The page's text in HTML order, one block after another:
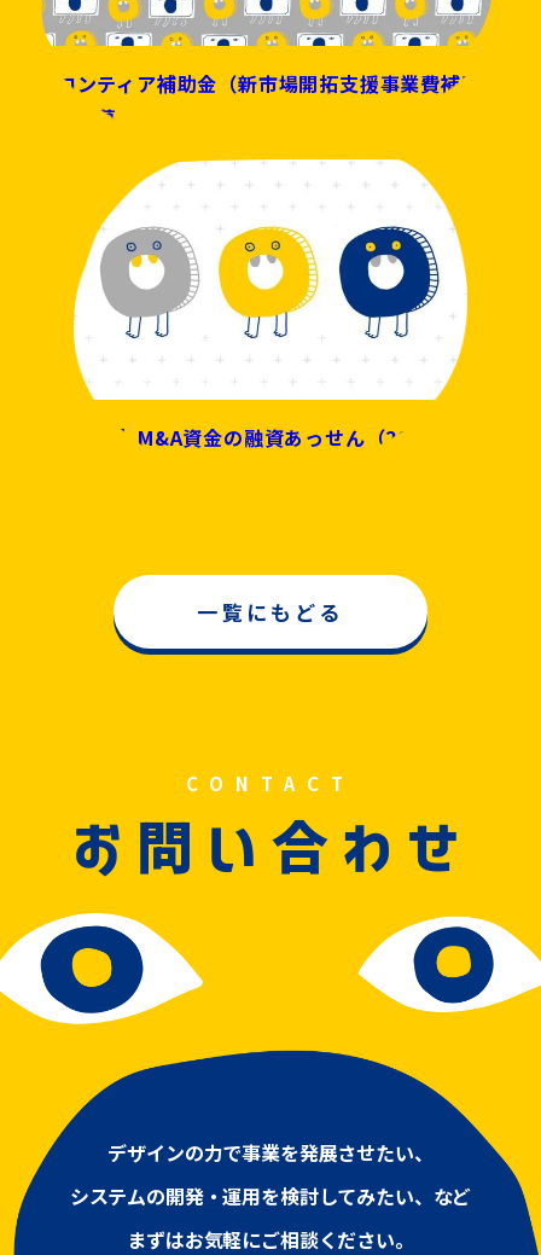
フロンティア補助金（新市場開拓⽀援事業費補助⾦
）の公募
【墨田区】M&A資金の融資あっせん（2022年度）
一覧にもどる
CONTACT
お 問 い 合 わせ
デザインの力で事業を発展させたい、
システムの開発・運用を検討してみたい、など
まずはお気軽にご相談ください。